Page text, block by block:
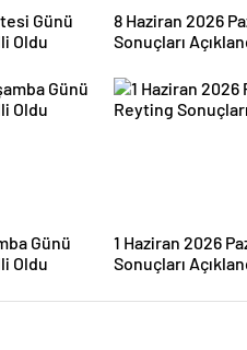
Günü
Oldu
8 Haziran 2026
Sonuçları
Günü
Oldu
1 Haziran 2026
Sonuçları